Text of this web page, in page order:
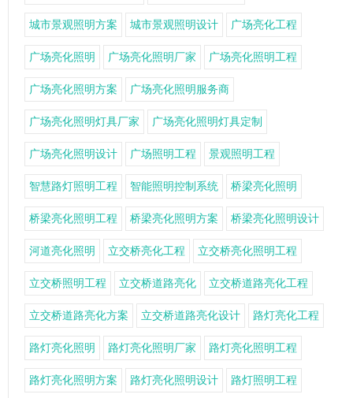
城市景观照明方案 城市景观照明设计 广场亮化工程
广场亮化照明 广场亮化照明厂家 广场亮化照明工程
广场亮化照明方案 广场亮化照明服务商
广场亮化照明灯具厂家 广场亮化照明灯具定制
广场亮化照明设计 广场照明工程 景观照明工程
智慧路灯照明工程 智能照明控制系统 桥梁亮化照明
桥梁亮化照明工程 桥梁亮化照明方案 桥梁亮化照明设计
河道亮化照明 立交桥亮化工程 立交桥亮化照明工程
立交桥照明工程 立交桥道路亮化 立交桥道路亮化工程
立交桥道路亮化方案 立交桥道路亮化设计 路灯亮化工程
路灯亮化照明 路灯亮化照明厂家 路灯亮化照明工程
路灯亮化照明方案 路灯亮化照明设计 路灯照明工程